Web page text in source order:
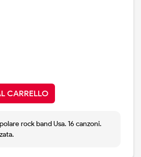
CARRELLO
rock band Usa. 16 canzoni.